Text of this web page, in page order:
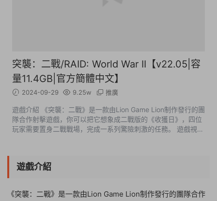
突襲：二戰/RAID: World War II【v22.05|容
量11.4GB|官方簡體中文】
2024-09-29 9.25w 推廣
遊戲介紹 《突襲：二戰》是一款由Lion Game Lion制作發行的團
隊合作射擊遊戲，你可以把它想象成二戰版的《收獲日》，四位
玩家需要置身二戰戰場，完成一系列驚險刺激的任務。 遊戲視頻
遊戲介紹
《突襲：二戰》是一款由Lion Game Lion制作發行的團隊合作